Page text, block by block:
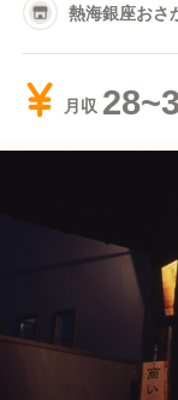
月収